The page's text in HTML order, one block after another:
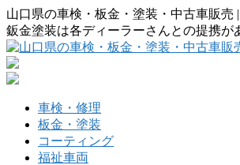
山口県の車検・板金・塗装・中古車販
鈑金塗装は各ディーラーさんとの提携が
車検・修理
板金・塗装
コーティング
福祉車両